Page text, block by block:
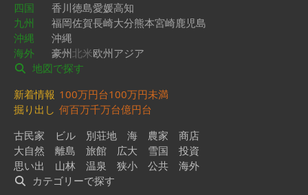
四国
香川徳島愛媛高知
九州
福岡佐賀長崎大分熊本宮崎鹿児島
沖縄
沖縄
海外
豪州北米欧州アジア
地図で探す
新着情報 100万円台100万円未満
掘り出し 何百万千万台億円台
古民家
ビル 別荘地 海 農家
商店
大自然
離島 旅館 広大 雪国
投資
思い出
山林 温泉 狭小 公共
海外
カテゴリーで探す